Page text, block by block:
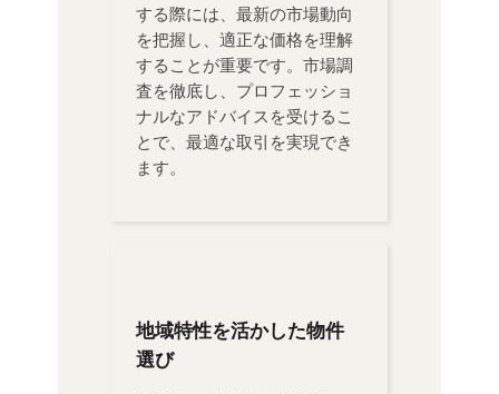
する際には、最新の市場動向
を把握し、適正な価格を理解
することが重要です。市場調
査を徹底し、プロフェッショ
ナルなアドバイスを受けるこ
とで、最適な取引を実現でき
ます。
地域特性を活かした物件
選び